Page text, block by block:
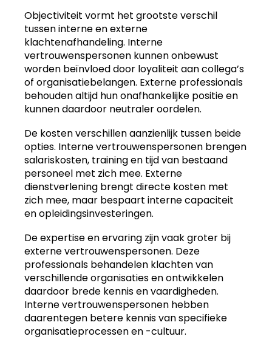
Objectiviteit vormt het grootste verschil
tussen interne en externe
klachtenafhandeling. Interne
vertrouwenspersonen kunnen onbewust
worden beïnvloed door loyaliteit aan collega’s
of organisatiebelangen. Externe professionals
behouden altijd hun onafhankelijke positie en
kunnen daardoor neutraler oordelen.
De kosten verschillen aanzienlijk tussen beide
opties. Interne vertrouwenspersonen brengen
salariskosten, training en tijd van bestaand
personeel met zich mee. Externe
dienstverlening brengt directe kosten met
zich mee, maar bespaart interne capaciteit
en opleidingsinvesteringen.
De expertise en ervaring zijn vaak groter bij
externe vertrouwenspersonen. Deze
professionals behandelen klachten van
verschillende organisaties en ontwikkelen
daardoor brede kennis en vaardigheden.
Interne vertrouwenspersonen hebben
daarentegen betere kennis van specifieke
organisatieprocessen en -cultuur.